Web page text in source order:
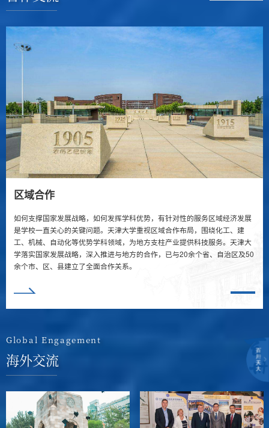
区域合作
如何支撑国家发展战略，如何发挥学科优势，有针对性的服务区域经济发展
是学校一直关心的关键问题。天津大学重视区域合作布局，围绕化工、建
工、机械、自动化等优势学科领域，为地方支柱产业提供科技服务。天津大
学落实国家发展战略，深入推进与地方的合作，已与20余个省、自治区及50
余个市、区、县建立了全面合作关系。
Global Engagement
海外交流